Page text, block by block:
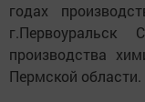
годах
г.Первоуральск
производства
Пермской области.